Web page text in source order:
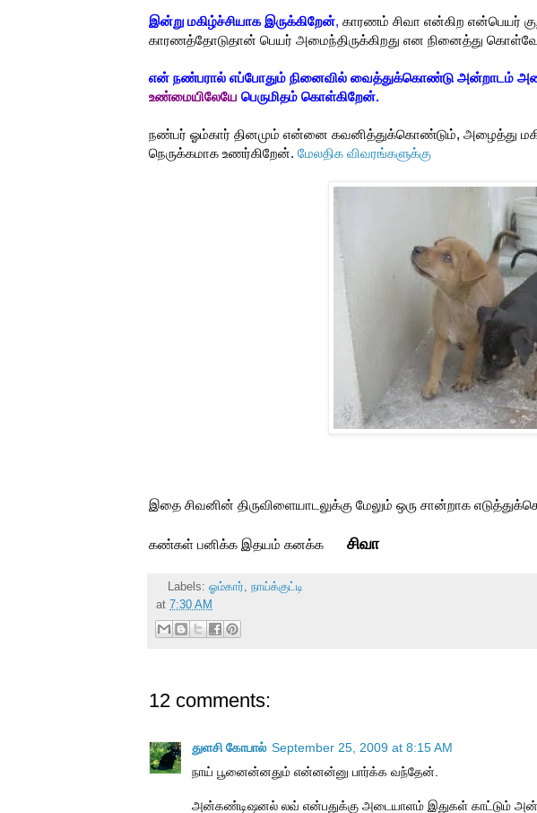
இன்று மகிழ்ச்சியாக இருக்கிறேன், காரணம் சிவா என்கிற என்பெயர்
காரணத்தோடுதான் பெயர் அமைந்திருக்கிறது என நினைத்து
என் நண்பரால் எப்போதும் நினைவில் வைத்துக்கொண்டு அன்றாடம்
உண்மையிலேயே பெருமிதம் கொள்கிறேன்.
நண்பர் ஓம்கார் தினமும் என்னை கவனித்துக்கொண்டும், அழைத்து
நெருக்கமாக உணர்கிறேன். மேலதிக விவரங்களுக்கு
இதை சிவனின் திருவிளையாடலுக்கு மேலும் ஒரு சான்றாக
கண்கள் பனிக்க இதயம் கனக்க சிவா
Labels: ஓம்கார், நாய்க்குட்டி
at 7:30 AM
12 comments:
துளசி கோபால் September 25, 2009 at 8:15 AM
நாய் பூனைன்னதும் என்னன்னு பார்க்க வந்தேன்.
அன்கண்டிஷனல் லவ் என்பதுக்கு அடையாளம் இதுகள் காட்டும்